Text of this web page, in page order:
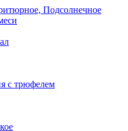
Подсолнечное
с трюфелем